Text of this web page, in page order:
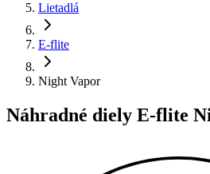
Lietadlá
E-flite
Night Vapor
Náhradné diely E-flite